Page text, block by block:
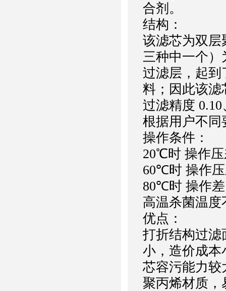
合剂。
结构：
该滤芯为双层
三种中一个
过滤层，起到
料；因此该滤
过滤精度 0.10
根据用户不同
操作条件：
20℃时 操作
60℃时 操作压
80℃时 操作
高温杀菌温
优点：
打折结构过滤
小，造价成本
芯容污能力较
聚丙烯材质